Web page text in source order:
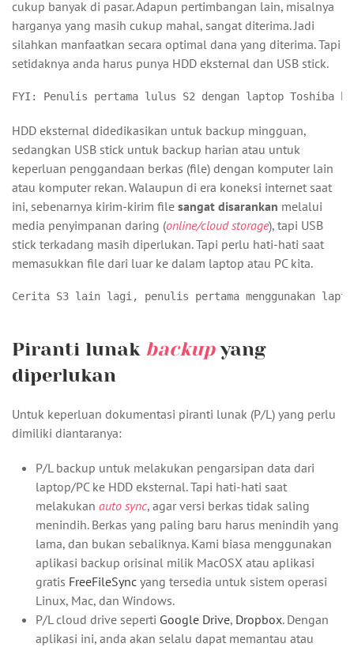
cukup banyak di pasar. Adapun pertimbangan lain, misalnya
harganya yang masih cukup mahal, sangat diterima. Jadi
silahkan manfaatkan secara optimal dana yang diterima. Tapi
setidaknya anda harus punya HDD eksternal dan USB stick.
FYI: Penulis pertama lulus S2 dengan laptop Toshiba
HDD eksternal didedikasikan untuk backup mingguan,
sedangkan USB stick untuk backup harian atau untuk
keperluan penggandaan berkas (file) dengan komputer lain
atau komputer rekan. Walaupun di era koneksi internet saat
ini, sebenarnya kirim-kirim file sangat disarankan melalui
media penyimpanan daring (online/cloud storage), tapi USB
stick terkadang masih diperlukan. Tapi perlu hati-hati saat
memasukkan file dari luar ke dalam laptop atau PC kita.
Cerita S3 lain lagi, penulis pertama menggunakan
Piranti lunak backupyang
diperlukan
Untuk keperluan dokumentasi piranti lunak (P/L) yang perlu
dimiliki diantaranya:
P/L backup untuk melakukan pengarsipan data dari
laptop/PC ke HDD eksternal. Tapi hati-hati saat
melakukan auto sync, agar versi berkas tidak saling
menindih. Berkas yang paling baru harus menindih yang
lama, dan bukan sebaliknya. Kami biasa menggunakan
aplikasi backup orisinal milik MacOSX atau aplikasi
gratis FreeFileSync yang tersedia untuk sistem operasi
Linux, Mac, dan Windows.
P/L cloud drive seperti Google Drive, Dropbox. Dengan
aplikasi ini, anda akan selalu dapat memantau atau